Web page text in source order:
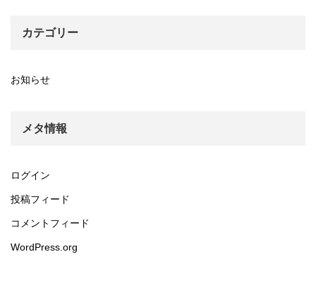
カテゴリー
お知らせ
メタ情報
ログイン
投稿フィード
コメントフィード
WordPress.org